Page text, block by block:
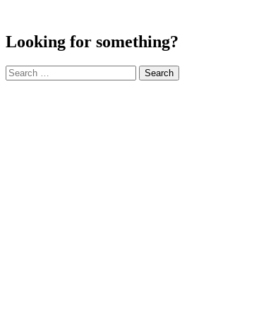
Looking for something?
Search